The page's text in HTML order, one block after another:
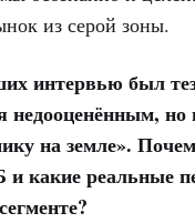
из серой зоны.
интервью был
недооценённым,
на земле».
какие реальные